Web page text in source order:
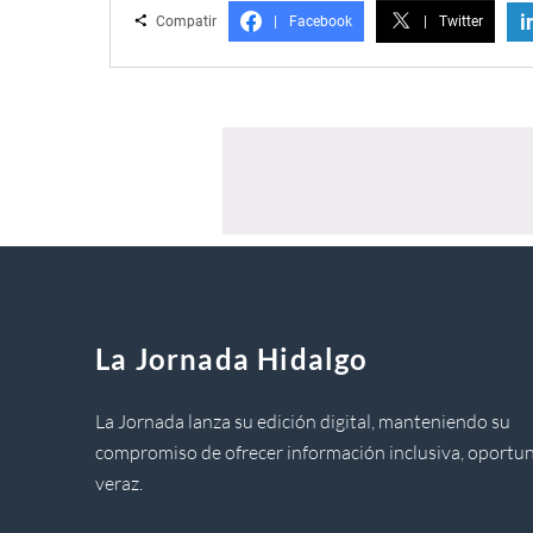
Compatir Facebook Twitter
La Jornada Hidalgo
La Jornada lanza su edición digital, manteniendo su
compromiso de ofrecer información inclusiva,
veraz.